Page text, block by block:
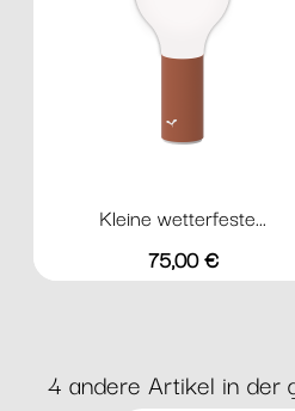
Kleine wetterfeste...
Preis
75,00 €
4 andere Artikel in der